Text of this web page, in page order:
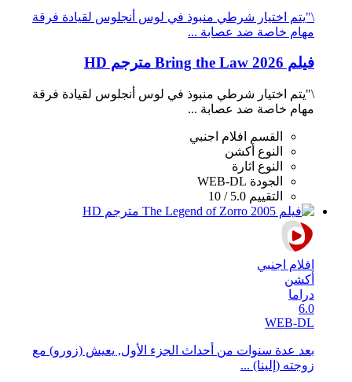
\"يتم اختيار شرطي منبوذ في لوس أنجلوس لقيادة فرقة
مهام خاصة ضد عصابة ...
فيلم Bring the Law 2026 مترجم HD
\"يتم اختيار شرطي منبوذ في لوس أنجلوس لقيادة فرقة
مهام خاصة ضد عصابة ...
القسم
افلام اجنبي
النوع أكشن
النوع اثارة
الجودة WEB-DL
التقييم 5.0 / 10
افلام اجنبي
أكشن
دراما
6.0
WEB-DL
بعد عدة سنوات من أحداث الجزء الأول, يعيش (زورو) مع
زوجته (إلينا) ...